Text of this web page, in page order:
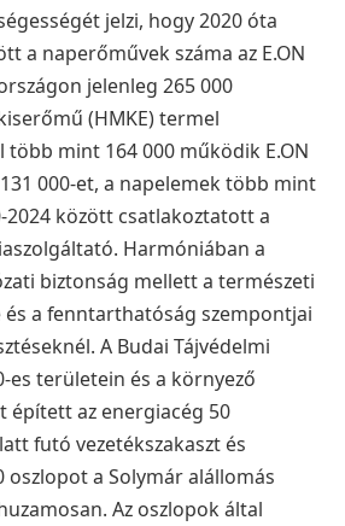
jelzi, hogy 2020 óta
a naperőművek száma az E.ON
jelenleg 265 000
(HMKE) termel
mint 164 000 működik E.ON
000-et, a napelemek több mint
2024 között csatlakoztatott a
Harmóniában a
biztonság mellett a természeti
a fenntarthatóság szempontjai
A Budai Tájvédelmi
es területein és a környező
épített az energiacég 50
futó vezetékszakaszt és
a Solymár alállomás
Az oszlopok által